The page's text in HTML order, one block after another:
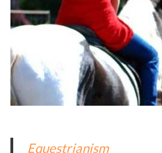
Equestrianism